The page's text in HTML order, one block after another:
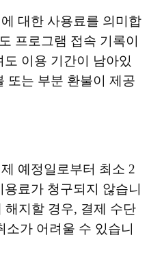
대한 사용료를 의미합
프로그램 접속 기록이
이용 기간이 남아있
또는 부분 환불이 제공
예정일로부터 최소 2
료가 청구되지 않습니
해지할 경우, 결제 수단
가 어려울 수 있습니